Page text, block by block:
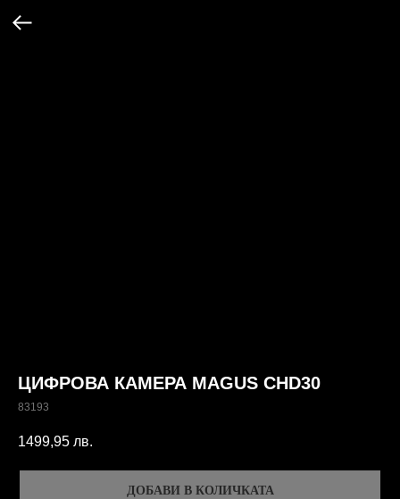
ЦИФРОВА КАМЕРА MAGUS CHD30
83193
1499,95 лв.
ДОБАВИ В КОЛИЧКАТА